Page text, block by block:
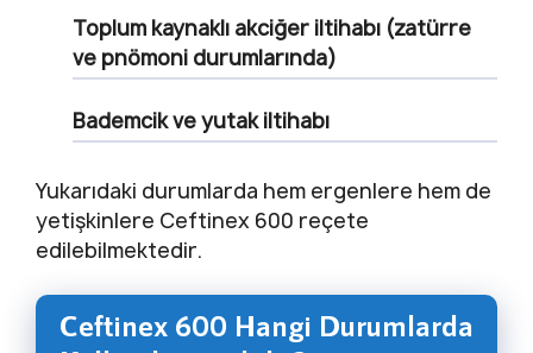
Toplum kaynaklı akciğer iltihabı (zatürre
ve pnömoni durumlarında)
Bademcik ve yutak iltihabı
Yukarıdaki durumlarda hem ergenlere hem de
yetişkinlere Ceftinex 600 reçete
edilebilmektedir.
Ceftinex 600 Hangi Durumlarda